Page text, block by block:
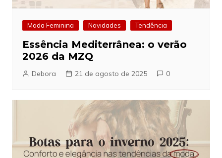
Moda Feminina Novidades Tendência
Essência Mediterrânea: o verão
2026 da MZQ
Debora 21 de agosto de 2025 0